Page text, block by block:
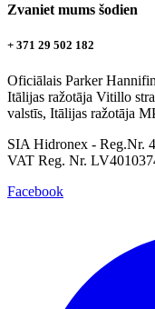
Zvaniet mums šodien
+ 371 29 502 182
Oficiālais Parker
Itālijas ražotāja Vitillo
valstīs, Itālijas ražotāja
SIA Hidronex - Reg.Nr.
VAT Reg. Nr.
Facebook